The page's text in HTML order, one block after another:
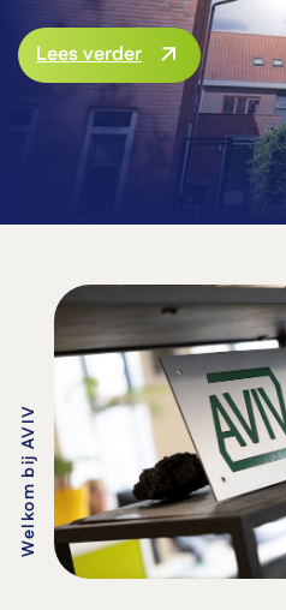
Lees verder
Welkom bij AVIV